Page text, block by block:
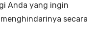
Anda yang ingin
secara